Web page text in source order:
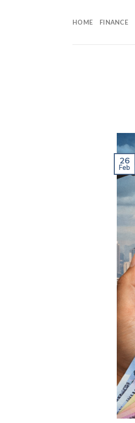
HOME FINANCE
26
Feb